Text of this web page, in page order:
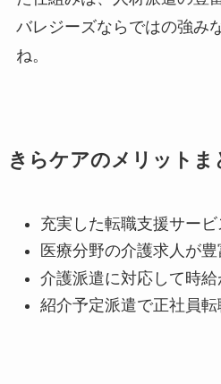
バレジーズならではの強み
ね。
きらケアのメリットま
充実した転職支援サービ
医療分野の介護求人が豊
介護派遣に対応して時給
紹介予定派遣で正社員